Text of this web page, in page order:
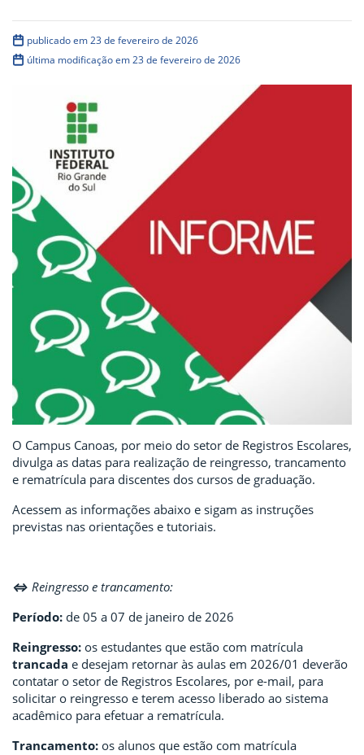
publicado em 23 de fevereiro de 2026
última modificação em 23 de fevereiro de 2026
O Campus Canoas, por meio do setor de Registros Escolares,
divulga as datas para realização de reingresso, trancamento
e rematrícula para discentes dos cursos de graduação.
Acessem as informações abaixo e sigam as instruções
previstas nas orientações e tutoriais.
⇔ Reingresso e trancamento:
Período: de 05 a 07 de janeiro de 2026
Reingresso: os estudantes que estão com matrícula
trancada e desejam retornar às aulas em 2026/01 deverão
contatar o setor de Registros Escolares, por e-mail, para
solicitar o reingresso e terem acesso liberado ao sistema
acadêmico para efetuar a rematrícula.
Trancamento: os alunos que estão com matrícula